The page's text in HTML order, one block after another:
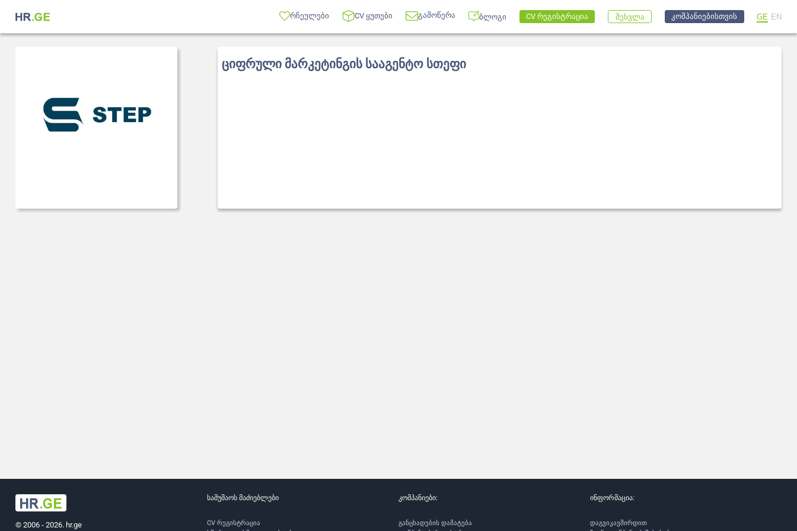
რჩეულები CV ყუთები გამოწერა ბლოგი CV რეგისტრაცია შესვლა კომპანიებისთვის GE EN
ციფრული მარკეტინგის სააგენტო სთეფი
© 2006 - 2026. hr.ge
სამუშაოს მაძიებლები
CV რეგისტრაცია
კომპანიები:
განცხადების დამატება
ინფორმაცია:
დაგვიკავშირდით